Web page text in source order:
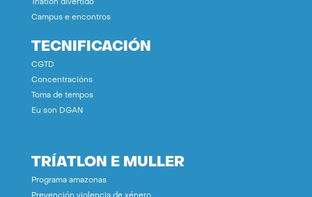
Tríatlon divertido
Campus e encontros
TECNIFICACIÓN
CGTD
Concentracións
Toma de tempos
Eu son DGAN
TRÍATLON E MULLER
Programa amazonas